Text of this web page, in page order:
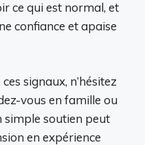
ce qui est normal, et
confiance et apaise
signaux, n’hésitez
vous en famille ou
simple soutien peut
en expérience